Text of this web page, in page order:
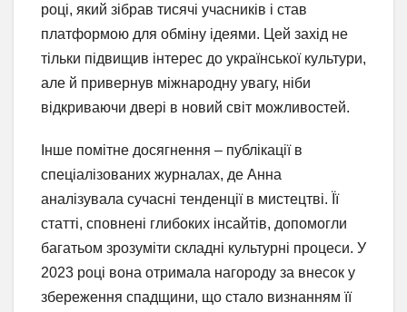
році, який зібрав тисячі учасників і став
платформою для обміну ідеями. Цей захід не
тільки підвищив інтерес до української культури,
але й привернув міжнародну увагу, ніби
відкриваючи двері в новий світ можливостей.
Інше помітне досягнення – публікації в
спеціалізованих журналах, де Анна
аналізувала сучасні тенденції в мистецтві. Її
статті, сповнені глибоких інсайтів, допомогли
багатьом зрозуміти складні культурні процеси. У
2023 році вона отримала нагороду за внесок у
збереження спадщини, що стало визнанням її